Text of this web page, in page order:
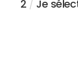
2 / Je